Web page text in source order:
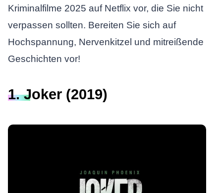
Kriminalfilme 2025 auf Netflix vor, die Sie nicht
verpassen sollten. Bereiten Sie sich auf
Hochspannung, Nervenkitzel und mitreißende
Geschichten vor!
1. Joker (2019)